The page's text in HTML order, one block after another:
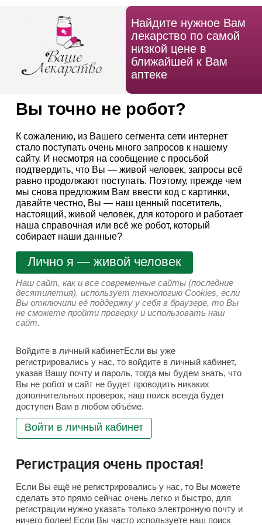
Найдите нужное Вам
лекарство по самой
низкой цене в
ближайшей к Вам
аптеке
Вы точно не робот?
К сожалению, из Вашего сегмента сети интернет
стало поступать очень много запросов к нашему
сайту. И несмотря на сообщение с просьбой
подтвердить, что Вы — живой человек, запросы всё
равно продолжают поступать. Поэтому, прежде чем
мы снова предложим Вам ввести код с картинки,
давайте честно, Вы — наш ценный посетитель,
настоящий, живой человек, для которого и работает
наша справочная или всё же робот, который
собирает наши данные?
Лично я — живой человек
Наш сайт, как и все современные сайты (последние
десятилетия), использует технологию Cookies, если
Вы отключили её поддержку у себя в браузере, то Вы
не сможете пройти проверку и использовать наш
сайт.
Войдите в личный кабинетЕсли вы уже
регистрировались у нас, то войдите в личный кабинет,
указав Вашу почту и пароль, тогда мы будем знать, что
Вы не робот и сайт не будет проводить никаких
дополнительных проверок, наш поиск всегда будет
доступен Вам в любом объёме.
Войти в личный кабинет
Регистрация очень простая!
Если Вы ещё не регистрировались у нас, то Вы можете
сделать это прямо сейчас очень легко и быстро, для
регистрации нужно указать только электронную почту и
ничего более! Если Вы часто используете наш поиск